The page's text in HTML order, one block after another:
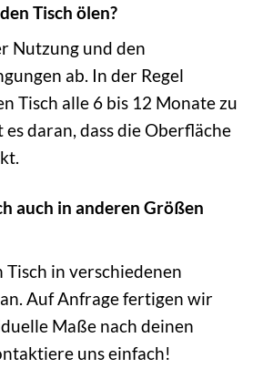
Tisch ölen?
Nutzung und den
ab. In der Regel
Tisch alle 6 bis 12 Monate zu
daran, dass die Oberfläche
auch in anderen Größen
Tisch in verschiedenen
Auf Anfrage fertigen wir
Maße nach deinen
uns einfach!